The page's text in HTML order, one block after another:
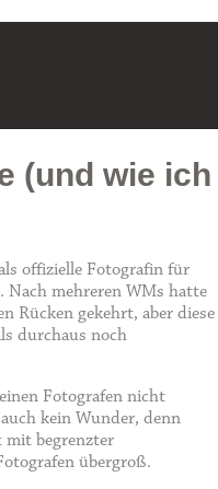
(und wie ich
offizielle Fotografin für
Nach mehreren WMs hatte
Rücken gekehrt, aber diese
durchaus noch
Fotografen nicht
kein Wunder, denn
begrenzter
übergroß.